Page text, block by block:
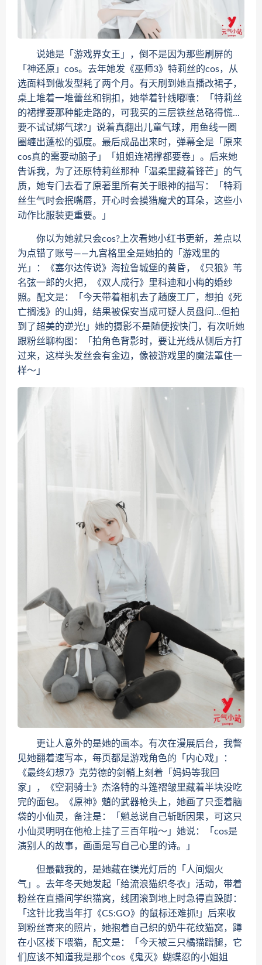
说她是「游戏界女王」，倒不是因为那些刷屏的
「神还原」cos。去年她发《巫师3》特莉丝的cos，从
选面料到做发型耗了两个月。有天刷到她直播改裙子，
桌上堆着一堆蕾丝和铜扣，她举着针线嘟囔：「特莉丝
的裙撑要那种能走路的，可我买的三层铁丝总硌得慌...
要不试试绑气球?」说着真翻出儿童气球，用鱼线一圈
圈缠出蓬松的弧度。最后成品出来时，弹幕全是「原来
cos真的需要动脑子」「姐姐连裙撑都要卷」。后来她
告诉我，为了还原特莉丝那种「温柔里藏着锋芒」的气
质，她专门去看了原著里所有关于眼神的描写：「特莉
丝生气时会抿嘴唇，开心时会摸猎魔犬的耳朵，这些小
动作比服装更重要。」
你以为她就只会cos?上次看她小红书更新，差点以
为点错了账号——九宫格里全是她拍的「游戏里的
光」：《塞尔达传说》海拉鲁城堡的黄昏，《只狼》苇
名弦一郎的火把，《双人成行》里科迪和小梅的婚纱
照。配文是：「今天带着相机去了趟废工厂，想拍《死
亡搁浅》的山姆，结果被保安当成可疑人员盘问...但拍
到了超美的逆光!」她的摄影不是随便按快门，有次听她
跟粉丝聊构图：「拍角色背影时，要让光线从侧后方打
过来，这样头发丝会有金边，像被游戏里的魔法罩住一
样～」
更让人意外的是她的画本。有次在漫展后台，我瞥
见她翻着速写本，每页都是游戏角色的「内心戏」：
《最终幻想7》克劳德的剑鞘上刻着「妈妈等我回
家」，《空洞骑士》杰洛特的斗篷褶皱里藏着半块没吃
完的面包。《原神》魈的武器枪头上，她画了只歪着脑
袋的小仙灵，备注是：「魈总说自己斩断因果，可这只
小仙灵明明在他枪上挂了三百年啦～」她说：「cos是
演别人的故事，画画是写自己心里的诗。」
但最戳我的，是她藏在镁光灯后的「人间烟火
气」。去年冬天她发起「给流浪猫织冬衣」活动，带着
粉丝在直播间学织猫窝，线团滚到地上时急得直跺脚：
「这针比我当年打《CS:GO》的鼠标还难抓!」后来收
到粉丝寄来的照片，她抱着自己织的奶牛花纹猫窝，蹲
在小区楼下喂猫，配文是：「今天被三只橘猫蹭腿，它
们应该不知道我是那个cos《鬼灭》蝴蝶忍的小姐姐